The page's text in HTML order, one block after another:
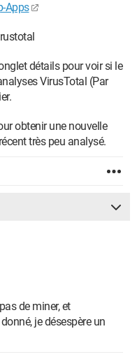
Apps
détails pour voir si le
VirusTotal (Par
obtenir une nouvelle
très peu analysé.
de miner, et
je désespère un